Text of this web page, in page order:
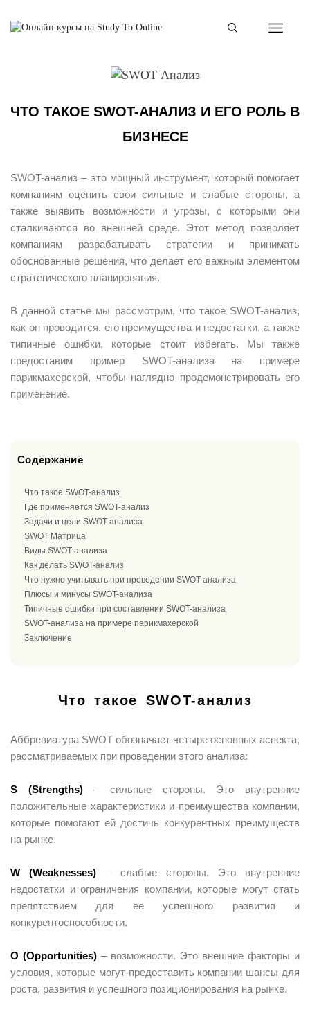
ЧТО ТАКОЕ SWOT-АНАЛИЗ И ЕГО РОЛЬ В
БИЗНЕСЕ
SWOT-анализ – это мощный инструмент, который помогает
компаниям оценить свои сильные и слабые стороны, а
также выявить возможности и угрозы, с которыми они
сталкиваются во внешней среде. Этот метод позволяет
компаниям разрабатывать стратегии и принимать
обоснованные решения, что делает его важным элементом
стратегического планирования.
В данной статье мы рассмотрим, что такое SWOT-анализ,
как он проводится, его преимущества и недостатки, а также
типичные ошибки, которые стоит избегать. Мы также
предоставим пример SWOT-анализа на примере
парикмахерской, чтобы наглядно продемонстрировать его
применение.
Содержание
Что такое SWOT-анализ
Где применяется SWOT-анализ
Задачи и цели SWOT-анализа
SWOT Матрица
Виды SWOT-анализа
Как делать SWOT-анализ
Что нужно учитывать при проведении SWOT-анализа
Плюсы и минусы SWOT-анализа
Типичные ошибки при составлении SWOT-анализа
SWOT-анализа на примере парикмахерской
Заключение
Что такое SWOT-анализ
Аббревиатура SWOT обозначает четыре основных аспекта,
рассматриваемых при проведении этого анализа:
S (Strengths)– сильные стороны. Это внутренние
положительные характеристики и преимущества компании,
которые помогают ей достичь конкурентных преимуществ
на рынке.
W (Weaknesses) – слабые стороны. Это внутренние
недостатки и ограничения компании, которые могут стать
препятствием для ее успешного развития и
конкурентоспособности.
O (Opportunities) – возможности. Это внешние факторы и
условия, которые могут предоставить компании шансы для
роста, развития и успешного позиционирования на рынке.